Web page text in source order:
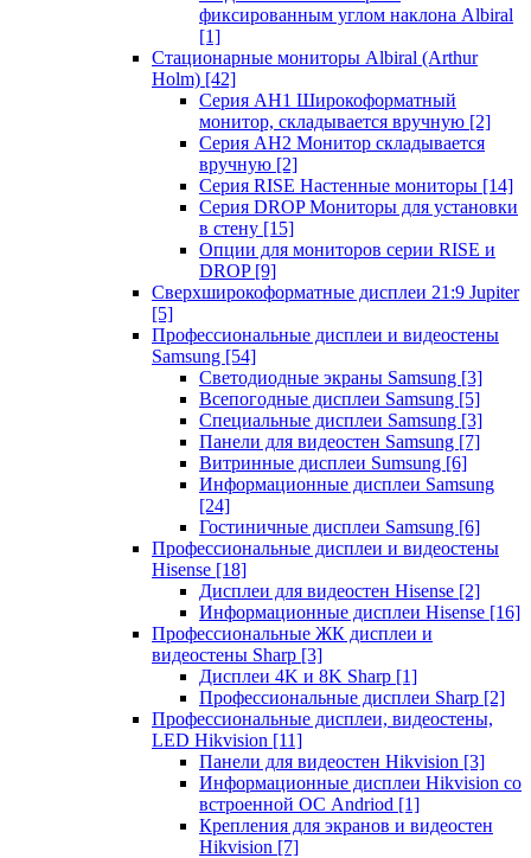
фиксированным углом наклона Albiral
[1]
Стационарные мониторы Albiral (Arthur
Holm) [42]
Серия AH1 Широкоформатный
монитор, складывается вручную [2]
Серия AH2 Монитор складывается
вручную [2]
Серия RISE Настенные мониторы [14]
Серия DROP Мониторы для установки
в стену [15]
Опции для мониторов серии RISE и
DROP [9]
Сверхширокоформатные дисплеи 21:9 Jupiter
[5]
Профессиональные дисплеи и видеостены
Samsung [54]
Светодиодные экраны Samsung [3]
Всепогодные дисплеи Samsung [5]
Специальные дисплеи Samsung [3]
Панели для видеостен Samsung [7]
Витринные дисплеи Sumsung [6]
Информационные дисплеи Samsung
[24]
Гостиничные дисплеи Samsung [6]
Профессиональные дисплеи и видеостены
Hisense [18]
Дисплеи для видеостен Hisense [2]
Информационные дисплеи Hisense [16]
Профессиональные ЖК дисплеи и
видеостены Sharp [3]
Дисплеи 4K и 8K Sharp [1]
Профессиональные дисплеи Sharp [2]
Профессиональные дисплеи, видеостены,
LED Hikvision [11]
Панели для видеостен Hikvision [3]
Информационные дисплеи Hikvision со
встроенной ОС Andriod [1]
Крепления для экранов и видеостен
Hikvision [7]